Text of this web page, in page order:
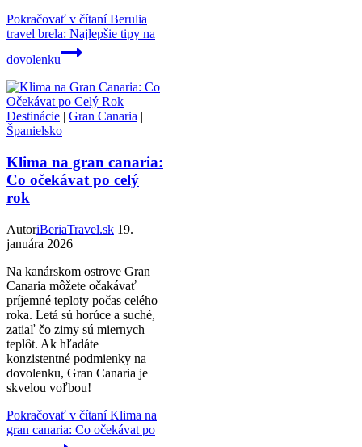
Pokračovať v čítaníBerulia
travel brela: Najlepšie tipy na
dovolenku
Destinácie | Gran Canaria |
Španielsko
Klima na gran canaria:
Co očekávat po celý
rok
AutoriBeriaTravel.sk 19.
januára 2026
Na kanárskom ostrove Gran
Canaria môžete očakávať
príjemné teploty počas celého
roka. Letá sú horúce a suché,
zatiaľ čo zimy sú miernych
teplôt. Ak hľadáte
konzistentné podmienky na
dovolenku, Gran Canaria je
skvelou voľbou!
Pokračovať v čítaníKlima na
gran canaria: Co očekávat po